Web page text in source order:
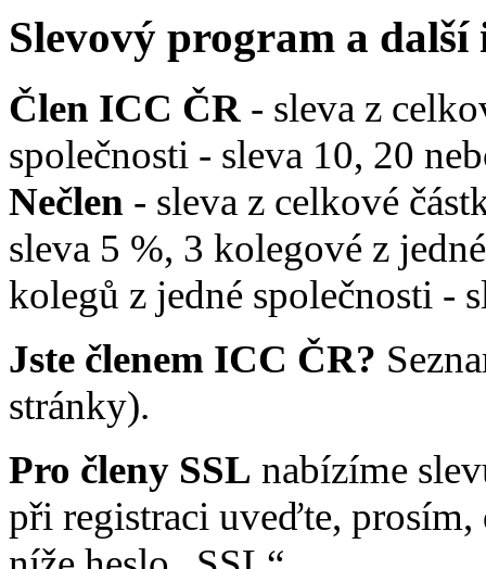
Slevový program a
Člen ICC ČR - sleva z
společnosti - sleva 10, 20
Nečlen - sleva z celkové
sleva 5 %, 3 kolegové z
kolegů z jedné společnosti -
Jste členem ICC ČR?
stránky).
Pro členy SSL nabízíme
při registraci uveďte,